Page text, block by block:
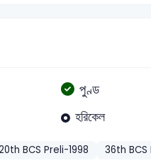
পুণ্ড
হরিকেল
BCS Preli-1998 36th BCS